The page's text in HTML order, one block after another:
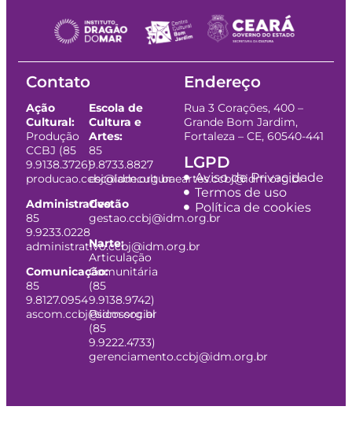
Contato
Ação
Cultural:
Produção
CCBJ (85
9.9138.3726)
producao.ccbj@idm.org.br
Administrativo:
85
9.9233.0228
administrativo.ccbj@idm.org.br
Comunicação:
85
9.8127.0954
ascom.ccbj@idm.org.br
Escola de
Cultura e
Artes:
85
9.8733.8827
escoladeculturaeartes.ccbj@idm.org.br
Gestão
gestao.ccbj@idm.org.br
Narte:
Articulação
Comunitária
(85
9.9138.9742)
Psicossocial
(85
9.9222.4733)
gerenciamento.ccbj@idm.org.br
Endereço
Rua 3 Corações, 400 –
Grande Bom Jardim,
Fortaleza – CE, 60540-441
LGPD
Aviso de Privacidade
Termos de uso
Política de cookies